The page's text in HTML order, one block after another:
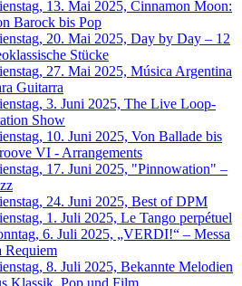
13. Mai 2025, Cinnamon Moon:
Barock bis Pop
20. Mai 2025, Day by Day – 12
Stücke
27. Mai 2025, Música Argentina
Guitarra
3. Juni 2025, The Live Loop-
Show
10. Juni 2025, Von Ballade bis
VI - Arrangements
17. Juni 2025, "Pinnowation" –
24. Juni 2025, Best of DPM
1. Juli 2025, Le Tango perpétuel
6. Juli 2025, „VERDI!“ – Messa
Requiem
8. Juli 2025, Bekannte Melodien
Klassik, Pop und Film